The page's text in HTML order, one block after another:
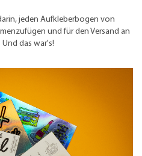
jeden Aufkleberbogen von
und für den Versand an
das war's!